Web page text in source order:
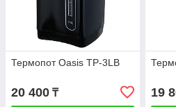
Термопот Oasis TP-3LB
20 400 ₸ 19